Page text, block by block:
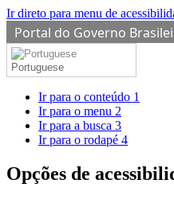
Ir direto para menu de
Portal do Governo
Portuguese
Ir para o conteúdo 1
Ir para o menu 2
Ir para a busca 3
Ir para o rodapé 4
Opções de